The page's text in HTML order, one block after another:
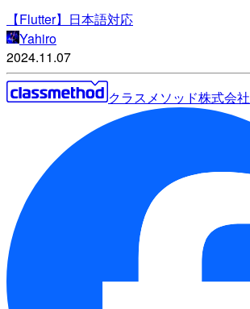
【Flutter】日本語対応
Yahiro
2024.11.07
クラスメソッド株式会社